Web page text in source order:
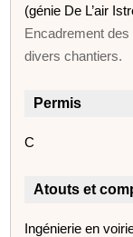
(génie De L’air
Encadrement
divers chantiers.
Permis
C
Atouts et
Ingénierie en